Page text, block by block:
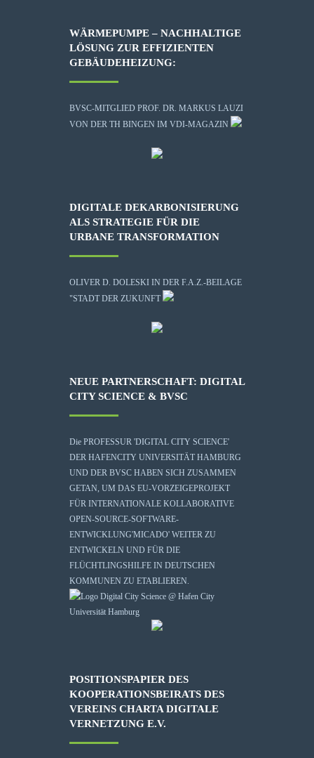
WÄRMEPUMPE – NACHHALTIGE
LÖSUNG ZUR EFFIZIENTEN
GEBÄUDEHEIZUNG:
BVSC-MITGLIED PROF. DR. MARKUS LAUZI
VON DER TH BINGEN IM VDI-MAGAZIN
DIGITALE DEKARBONISIERUNG
ALS STRATEGIE FÜR DIE
URBANE TRANSFORMATION
OLIVER D. DOLESKI IN DER F.A.Z.-BEILAGE
"STADT DER ZUKUNFT
NEUE PARTNERSCHAFT: DIGITAL
CITY SCIENCE & BVSC
Die PROFESSUR 'DIGITAL CITY SCIENCE'
DER HAFENCITY UNIVERSITÄT HAMBURG
UND DER BVSC HABEN SICH ZUSAMMEN
GETAN, UM DAS EU-VORZEIGEPROJEKT
FÜR INTERNATIONALE KOLLABORATIVE
OPEN-SOURCE-SOFTWARE-
ENTWICKLUNG'MICADO' WEITER ZU
ENTWICKELN UND FÜR DIE
FLÜCHTLINGSHILFE IN DEUTSCHEN
KOMMUNEN ZU ETABLIEREN.
POSITIONSPAPIER DES
KOOPERATIONSBEIRATS DES
VEREINS CHARTA DIGITALE
VERNETZUNG E.V.